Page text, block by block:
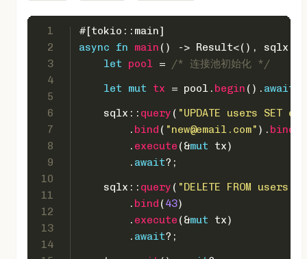
1
2
3
4
5
6
7
8
9
10
11
12
13
14
#[tokio::main]
async
fn main () -> Result<(),
let
pool =
/* 连接池初始化 */
let
mut tx = pool. begin (). await
    sqlx::
query ( "UPDATE users SET
        .
bind ( "new@email.com" ). bind
        .
execute (&mut tx)
        .
await?;
    sqlx::
query ( "DELETE FROM users
        .
bind (43)
        .
execute (&mut tx)
        .
await?;